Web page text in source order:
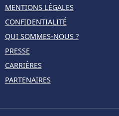
MENTIONS LÉGALES
CONFIDENTIALITÉ
QUI SOMMES-NOUS ?
PRESSE
CARRIÈRES
PARTENAIRES